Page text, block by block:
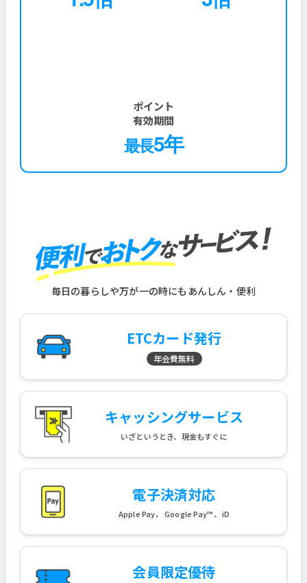
ポイント
有効期間
最長5年
毎日の暮らしや万が一の時にもあんしん・便利
ETCカード発行
年会費無料
キャッシングサービス
いざというとき、現金もすぐに
電子決済対応
Apple Pay、 Google Pay™ 、iD
会員限定優待